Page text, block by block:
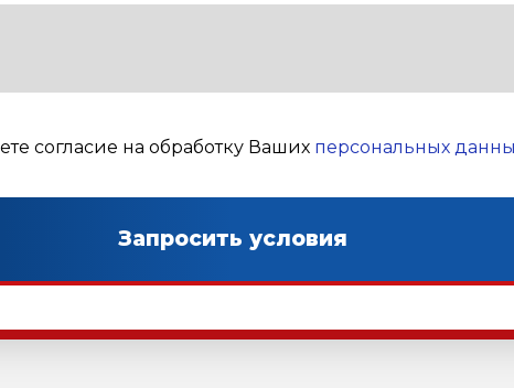
согласие на обработку Ваших персональных